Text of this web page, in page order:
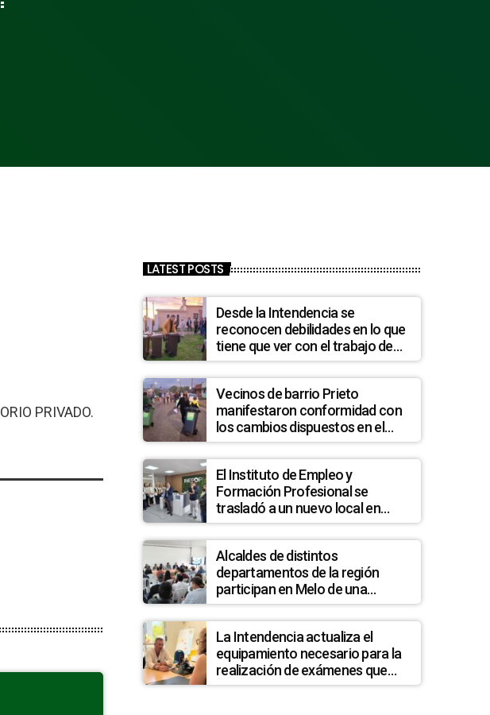
PRIVADO.
LATEST POSTS
Desde la Intendencia se
reconocen debilidades en lo que
tiene que ver con el trabajo de
hurgadores en la basura
Vecinos de barrio Prieto
manifestaron conformidad con
los cambios dispuestos en el
sistema de recolección de
residuos en esa zona
El Instituto de Empleo y
Formación Profesional se
trasladó a un nuevo local en
pleno centro de Melo
Alcaldes de distintos
departamentos de la región
participan en Melo de una
jornada en el marco del
programa “Experiencia Medellín”
La Intendencia actualiza el
equipamiento necesario para la
realización de exámenes que
permitan detectar posibles